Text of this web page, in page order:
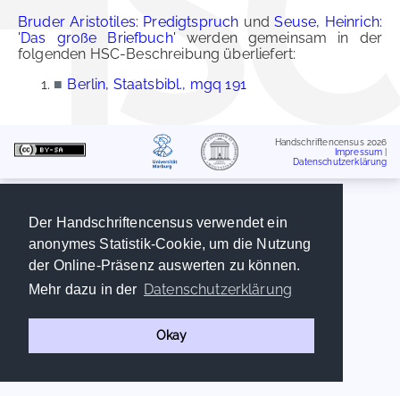
Der Handschriftencensus verwendet ein
anonymes Statistik-Cookie, um die Nutzung
der Online-Präsenz auswerten zu können.
Mehr dazu in der Datenschutzerklärung
Okay
Bruder Aristotiles: Predigtspruch undSeuse, Heinrich:
'Das große Briefbuch' werden gemeinsam in der
folgenden HSC-Beschreibung überliefert:
■ Berlin, Staatsbibl., mgq 191
Handschriftencensus 2026
Impressum
Datenschutzerklärung